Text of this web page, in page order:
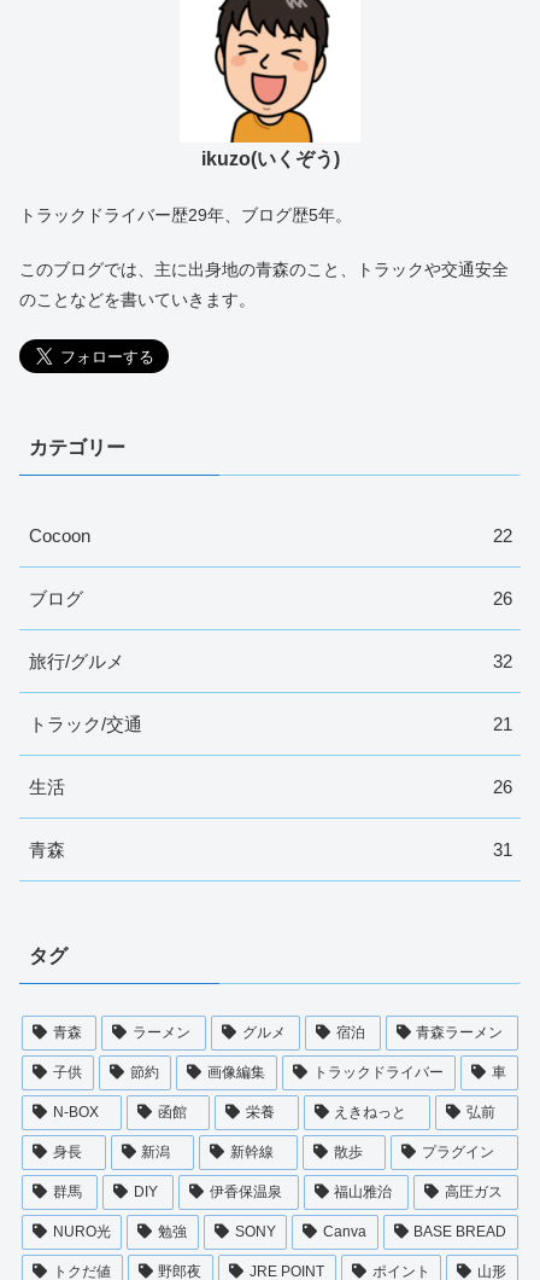
ikuzo(いくぞう)
トラックドライバー歴29年、ブログ歴5年。
このブログでは、主に出身地の青森のこと、トラックや交通安全
のことなどを書いていきます。
カテゴリー
Cocoon 22
ブログ 26
旅行/グルメ 32
トラック/交通 21
生活 26
青森 31
タグ
青森 ラーメン グルメ 宿泊 青森ラーメン
子供 節約 画像編集 トラックドライバー 車
N-BOX 函館 栄養 えきねっと 弘前
身長 新潟 新幹線 散歩 プラグイン
群馬 DIY 伊香保温泉 福山雅治 高圧ガス
NURO光 勉強 SONY Canva BASE BREAD
トクだ値 野郎夜 JRE POINT ポイント 山形